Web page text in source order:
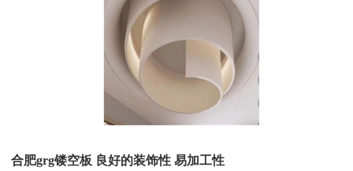
合肥grg镂空板 良好的装饰性 易加工性